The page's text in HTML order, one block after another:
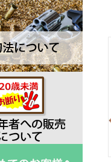
ソン
ジョ
ルクリッジ
イー
ソタック
フレッド・ペラン
フォボス
エクストラマ ラ